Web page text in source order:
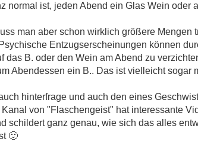
normal ist, jeden Abend ein Glas Wein oder
man aber schon wirklich größere Mengen
Entzugserscheinungen können
das B. oder den Wein am Abend zu
Abendessen ein B.. Das ist vielleicht sogar
hinterfrage und auch den eines
von "Flaschengeist" hat interessante
schildert ganz genau, wie sich das alles
🙂